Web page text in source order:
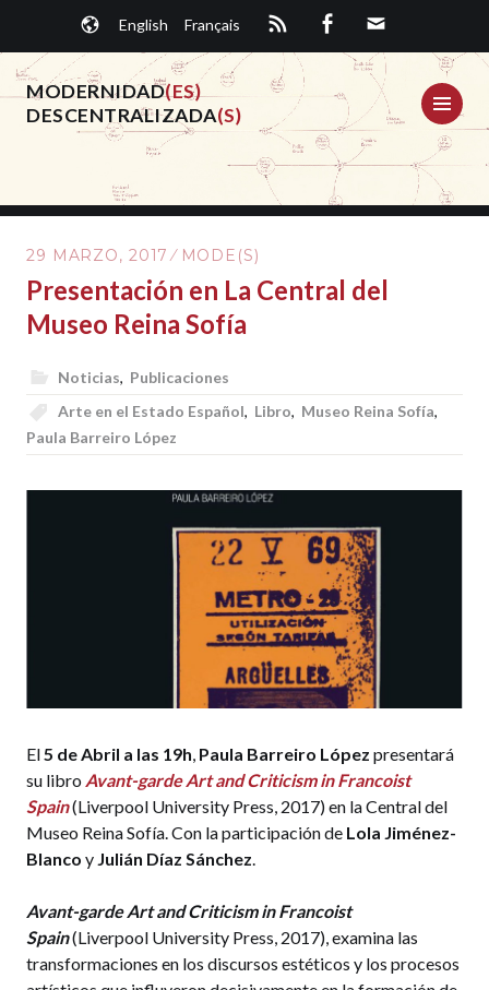
contenido.
English Français
MODERNIDAD(ES)
DESCENTRALIZADA(S)
29 MARZO, 2017 MODE(S)
Presentación en La Central del
Museo Reina Sofía
Noticias, Publicaciones
Arte en el Estado Español, Libro, Museo Reina Sofía,
Paula Barreiro López
El5 de Abril a las 19h, Paula Barreiro López presentará
su libro Avant-garde Art and Criticism in Francoist
Spain(Liverpool University Press, 2017) en la Central del
Museo Reina Sofía. Con la participación de Lola Jiménez-
Blanco y Julián Díaz Sánchez.
Avant-garde Art and Criticism in Francoist
Spain(Liverpool University Press, 2017), examina las
transformaciones en los discursos estéticos y los procesos